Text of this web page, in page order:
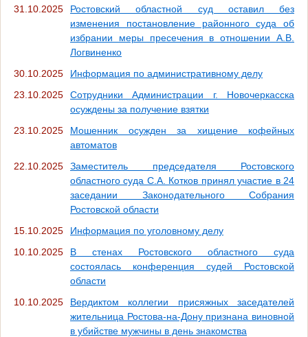
31.10.2025
Ростовский областной суд оставил без
изменения постановление районного суда об
избрании меры пресечения в отношении А.В.
Логвиненко
30.10.2025
Информация по административному делу
23.10.2025
Сотрудники Администрации г. Новочеркасска
осуждены за получение взятки
23.10.2025
Мошенник осужден за хищение кофейных
автоматов
22.10.2025
Заместитель председателя Ростовского
областного суда С.А. Котков принял участие в 24
заседании Законодательного Собрания
Ростовской области
15.10.2025
Информация по уголовному делу
10.10.2025
В стенах Ростовского областного суда
состоялась конференция судей Ростовской
области
10.10.2025
Вердиктом коллегии присяжных заседателей
жительница Ростова-на-Дону признана виновной
в убийстве мужчины в день знакомства